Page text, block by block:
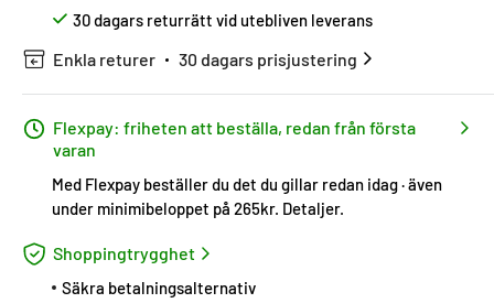
30 dagars returrätt vid utebliven leverans
Enkla returer 30 dagars prisjustering
Flexpay: friheten att beställa, redan från första
varan
Med Flexpay beställer du det du gillar redan idag · även
under minimibeloppet på 265kr. Detaljer.
Shoppingtrygghet
Säkra betalningsalternativ